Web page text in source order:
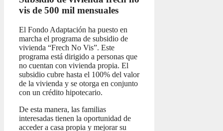
vis de 500 mil mensuales
El Fondo Adaptación ha puesto en
marcha el programa de subsidio de
vivienda “Frech No Vis”. Este
programa está dirigido a personas que
no cuentan con vivienda propia. El
subsidio cubre hasta el 100% del valor
de la vivienda y se otorga en conjunto
con un crédito hipotecario.
De esta manera, las familias
interesadas tienen la oportunidad de
acceder a casa propia y mejorar su